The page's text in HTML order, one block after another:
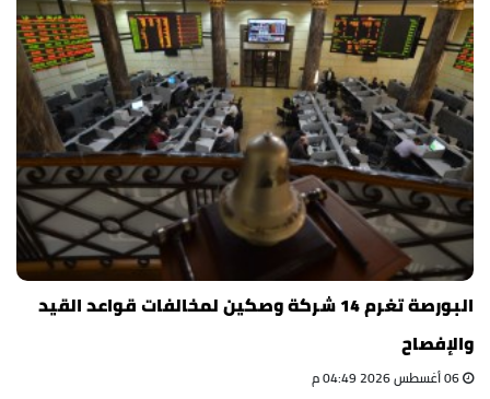
البورصة تغرم 14 شركة وصكين لمخالفات قواعد القيد
والإفصاح